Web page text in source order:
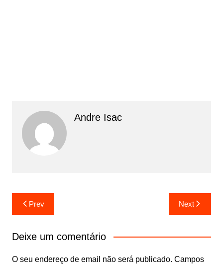
Andre Isac
Prev Next
Deixe um comentário
O seu endereço de email não será publicado. Campos